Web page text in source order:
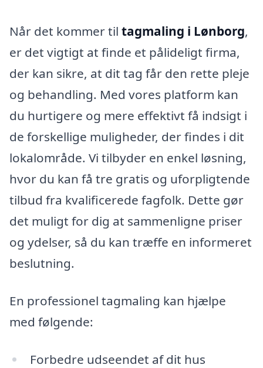
Når det kommer til tagmaling i Lønborg,
er det vigtigt at finde et pålideligt firma,
der kan sikre, at dit tag får den rette pleje
og behandling. Med vores platform kan
du hurtigere og mere effektivt få indsigt i
de forskellige muligheder, der findes i dit
lokalområde. Vi tilbyder en enkel løsning,
hvor du kan få tre gratis og uforpligtende
tilbud fra kvalificerede fagfolk. Dette gør
det muligt for dig at sammenligne priser
og ydelser, så du kan træffe en informeret
beslutning.
En professionel tagmaling kan hjælpe
med følgende:
Forbedre udseendet af dit hus